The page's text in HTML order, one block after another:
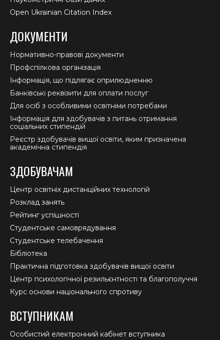
Open Ukrainian Citation Index
ДОКУМЕНТИ
Нормативно-правові документи
Профспілкова організація
Інформація, що підлягає оприлюдненню
Банківські реквізити для оплати послуг
Для осіб з особливими освітніми потребами
Інформація для здобувачів з питань отримання
соціальних стипендій
Реєстр здобувачів вищої освіти, яким призначена
академічна стипендія
ЗДОБУВАЧАМ
Центр освітніх дистанційних технологій
Розклад занять
Рейтинг успішності
Студентське самоврядування
Студентське телебачення
Бібліотека
Практична підготовка здобувачів вищої освіти
Центр психологічної резильєнтності та благополуччя
Курс основи національного спротиву
ВСТУПНИКАМ
Особистий електронний кабінет вступника